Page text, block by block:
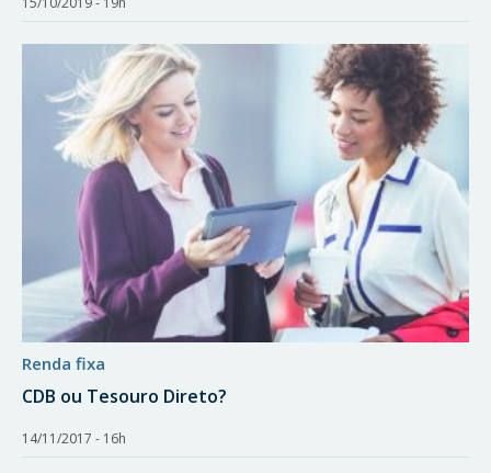
renda fixa
CDB ou Tesouro Direto?
14/11/2017 - 16h